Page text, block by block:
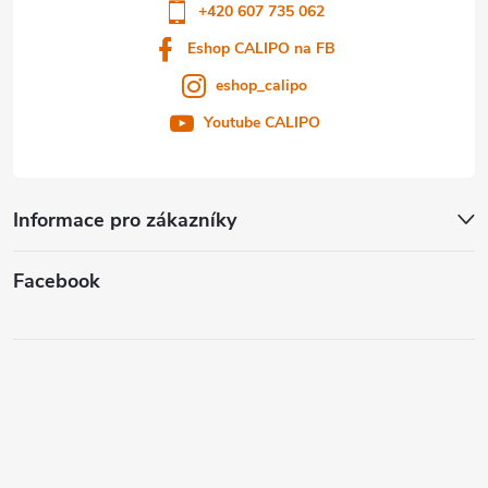
Informace pro zákazníky
+420 607 735 062
Eshop CALIPO na FB
eshop_calipo
Youtube CALIPO
Facebook